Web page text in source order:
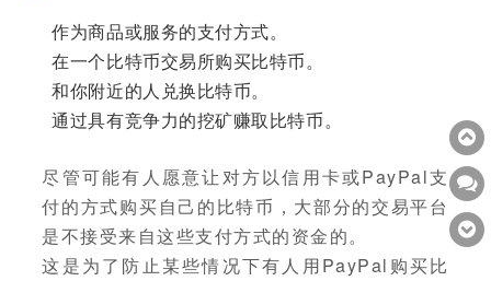
作为商品或服务的支付方式。
在一个比特币交易所购买比特币。
和你附近的人兑换比特币。
通过具有竞争力的挖矿赚取比特币。
尽管可能有人愿意让对方以信用卡或PayPal支
付的方式购买自己的比特币，大部分的交易平台
是不接受来自这些支付方式的资金的。
这是为了防止某些情况下有人用PayPal购买比